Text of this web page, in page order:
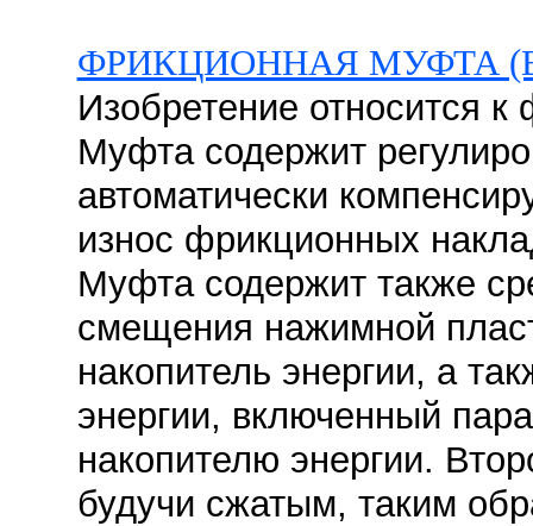
ФРИКЦИОННАЯ МУФТА
Изобретение относится
Муфта содержит
автоматически
износ фрикционных
Муфта содержит также
смещения нажимной
накопитель энергии, а
энергии, включенный
накопителю энергии.
будучи сжатым, таким